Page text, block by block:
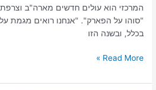
המרכזי הוא עולים חדשים מארה"ב וצרפת
"סוהו על הפארק". "אנחנו רואים מגמת
בכלל, ובשנה הזו
Read More »